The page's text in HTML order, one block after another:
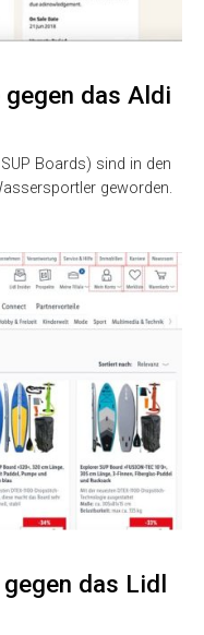
gegen das Aldi
Boards) sind in den
geworden.
das Lidl